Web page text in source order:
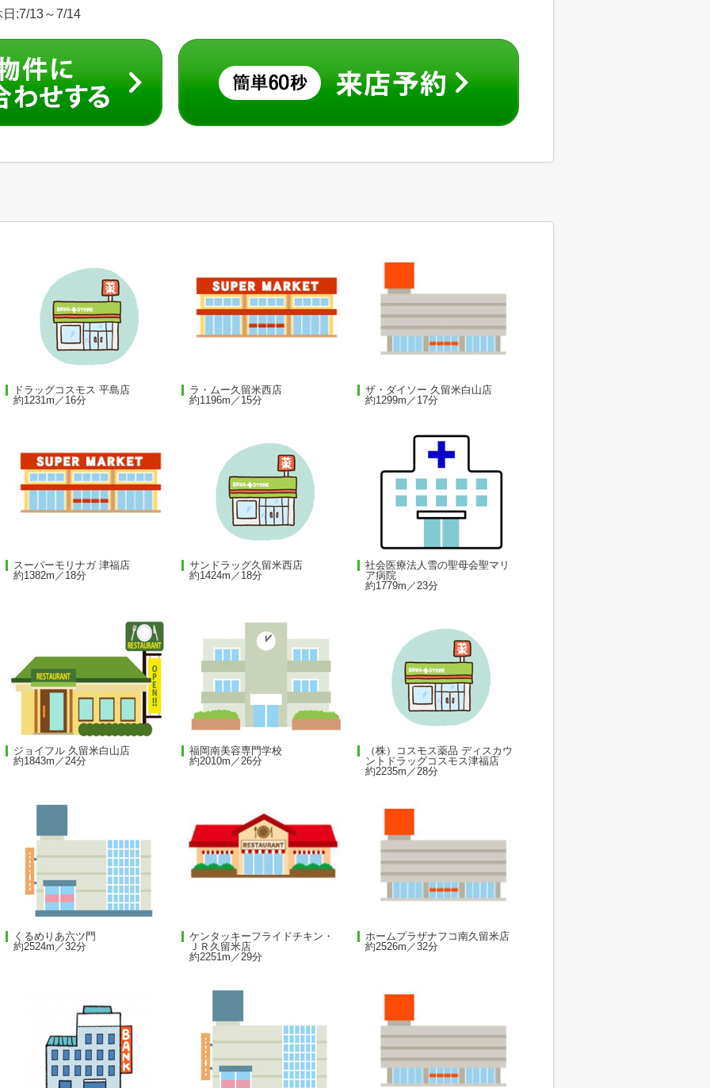
:7/13～7/14
ドラッグコスモス 平島店
約1231m／16分
ラ・ムー久留米西店
約1196m／15分
ザ・ダイソー 久留米白山店
約1299m／17分
スーパーモリナガ 津福店
約1382m／18分
サンドラッグ久留米西店
約1424m／18分
社会医療法人雪の聖母会聖マリ
ア病院
約1779m／23分
ジョイフル 久留米白山店
約1843m／24分
福岡南美容専門学校
約2010m／26分
（株）コスモス薬品 ディスカウ
ントドラッグコスモス津福店
約2235m／28分
くるめりあ六ツ門
約2524m／32分
ケンタッキーフライドチキン・
ＪＲ久留米店
約2251m／29分
ホームプラザナフコ南久留米店
約2526m／32分